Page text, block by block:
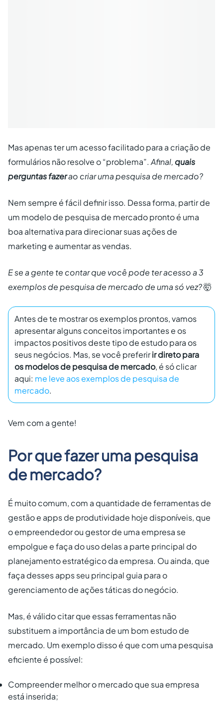
Mas apenas ter um acesso facilitado para a criação de
formulários não resolve o “problema”.Afinal, quais
perguntas fazerao criar uma pesquisa de mercado?
Nem sempre é fácil definir isso. Dessa forma, partir de
um modelo de pesquisa de mercado pronto é uma
boa alternativa para direcionar suas ações de
marketing e aumentar as vendas.
E se a gente te contar que você pode ter acesso a 3
exemplos de pesquisa de mercado de uma só vez?🤯
Antes de te mostrar os exemplos prontos, vamos
apresentar alguns conceitos importantes e os
impactos positivos deste tipo de estudo para os
seus negócios. Mas, se você preferirir direto para
os modelos de pesquisa de mercado, é só clicar
aqui: me leve aos exemplos de pesquisa de
mercado.
Vem com a gente!
Por que fazer uma pesquisa
de mercado?
É muito comum, com a quantidade de ferramentas de
gestão e apps de produtividade hoje disponíveis, que
o empreendedor ou gestor de uma empresa se
empolgue e faça do uso delas a parte principal do
planejamento estratégico da empresa. Ou ainda, que
faça desses apps seu principal guia para o
gerenciamento de ações táticas do negócio.
Mas, é válido citar que essas ferramentas não
substituem a importância de um bom estudo de
mercado. Um exemplo disso é que com uma pesquisa
eficiente é possível:
Compreender melhor o mercado que sua empresa
está inserida;